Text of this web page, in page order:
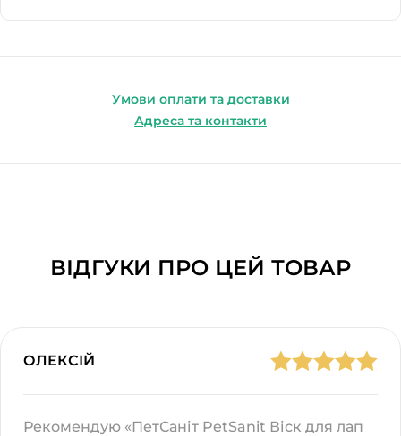
Умови оплати та доставки
Адреса та контакти
ВІДГУКИ ПРО ЦЕЙ ТОВАР
ОЛЕКСІЙ
Рекомендую «ПетСаніт PetSanit Віск для лап